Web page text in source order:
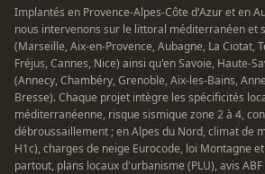
Implantés en Provence-Alpes-Côte d'Azur et en
nous intervenons sur le littoral méditerranéen et
(Marseille, Aix-en-Provence, Aubagne, La Ciotat,
Fréjus, Cannes, Nice) ainsi qu'en Savoie, Haute-
(Annecy, Chambéry, Grenoble, Aix-les-Bains,
Bresse). Chaque projet intègre les spécificités
méditerranéenne, risque sismique zone 2 à 4,
débroussaillement ; en Alpes du Nord, climat de
H1c), charges de neige Eurocode, loi Montagne
partout, plans locaux d'urbanisme (PLU), avis